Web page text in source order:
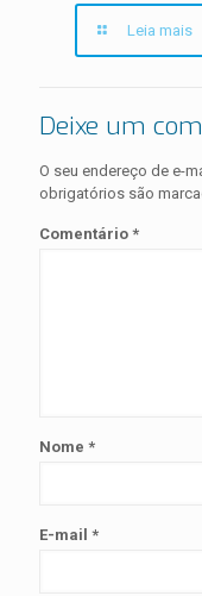
Leia mais
Deixe um
O seu endereço de e-
obrigatórios são
Comentário *
Nome *
E-mail *